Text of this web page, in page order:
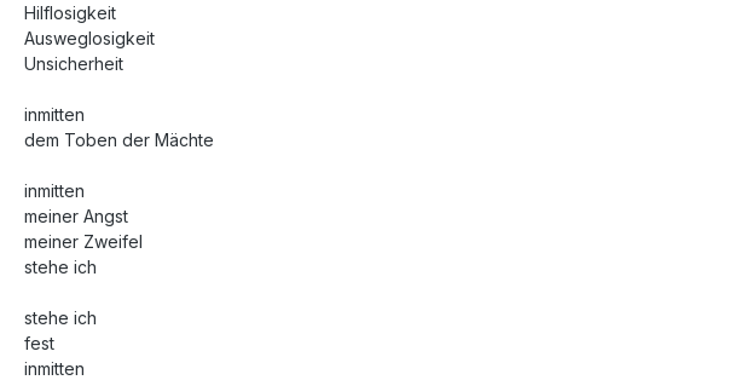
Hilflosigkeit
Ausweglosigkeit
Unsicherheit
inmitten
dem Toben der Mächte
inmitten
meiner Angst
meiner Zweifel
stehe ich
stehe ich
fest
inmitten